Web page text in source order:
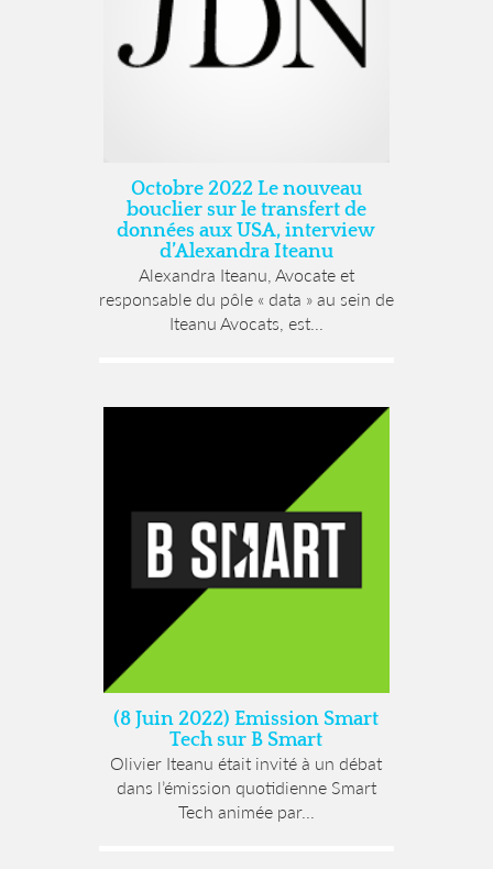
Octobre 2022 Le nouveau
bouclier sur le transfert de
données aux USA, interview
d’Alexandra Iteanu
Alexandra Iteanu, Avocate et
responsable du pôle « data » au sein de
Iteanu Avocats, est...
(8 Juin 2022) Emission Smart
Tech sur B Smart
Olivier Iteanu était invité à un débat
dans l’émission quotidienne Smart
Tech animée par...